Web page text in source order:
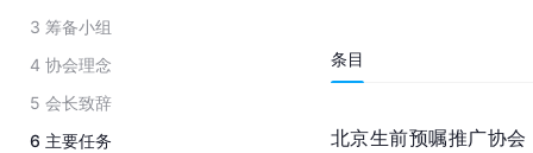
3 筹备小组
4 协会理念
5 会长致辞
6 主要任务
条目
北京生前预嘱推广协